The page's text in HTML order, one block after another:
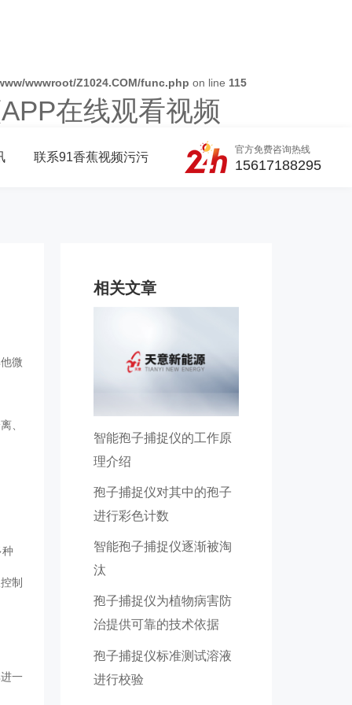
wwwroot/Z1024.COM/func.php on line 115
在线观看视频
联系91香蕉视频污污
官方免费咨询热线
15617188295
微
、
制
一
相关文章
智能孢子捕捉仪的工作原
理介绍
孢子捕捉仪对其中的孢子
进行彩色计数
智能孢子捕捉仪逐渐被淘
汰
孢子捕捉仪为植物病害防
治提供可靠的技术依据
孢子捕捉仪标准测试溶液
进行校验